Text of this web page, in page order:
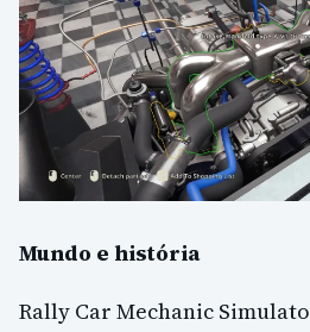
Mundo e história
Rally Car Mechanic